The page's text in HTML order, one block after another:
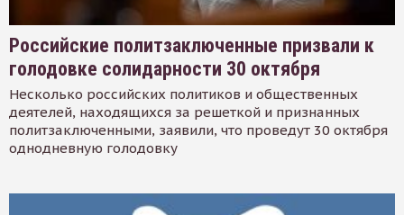
Российские политзаключенные призвали к
голодовке солидарности 30 октября
Несколько российских политиков и общественных
деятелей, находящихся за решеткой и признанных
политзаключенными, заявили, что проведут 30 октября
однодневную голодовку